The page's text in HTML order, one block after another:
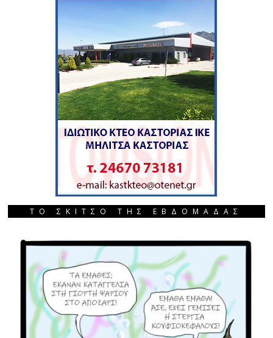
ΤΟ ΣΚΙΤΣΟ ΤΗΣ ΕΒΔΟΜΑΔΑΣ